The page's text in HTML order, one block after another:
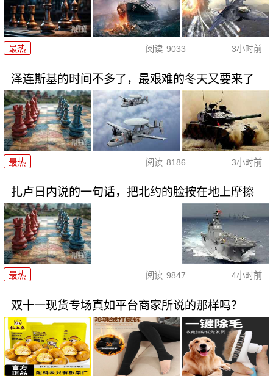
最热 阅读 9033 3小时前
泽连斯基的时间不多了，最艰难的冬天又要来了
最热 阅读 8186 3小时前
扎卢日内说的一句话，把北约的脸按在地上摩擦
最热 阅读 9847 4小时前
双十一现货专场真如平台商家所说的那样吗？